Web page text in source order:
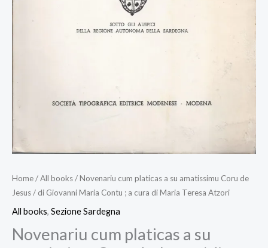
Home/All books/ Novenariu cum platicas a su amatissimu Coru de
Jesus / di Giovanni Maria Contu ; a cura di Maria Teresa Atzori
All books, Sezione Sardegna
Novenariu cum platicas a su